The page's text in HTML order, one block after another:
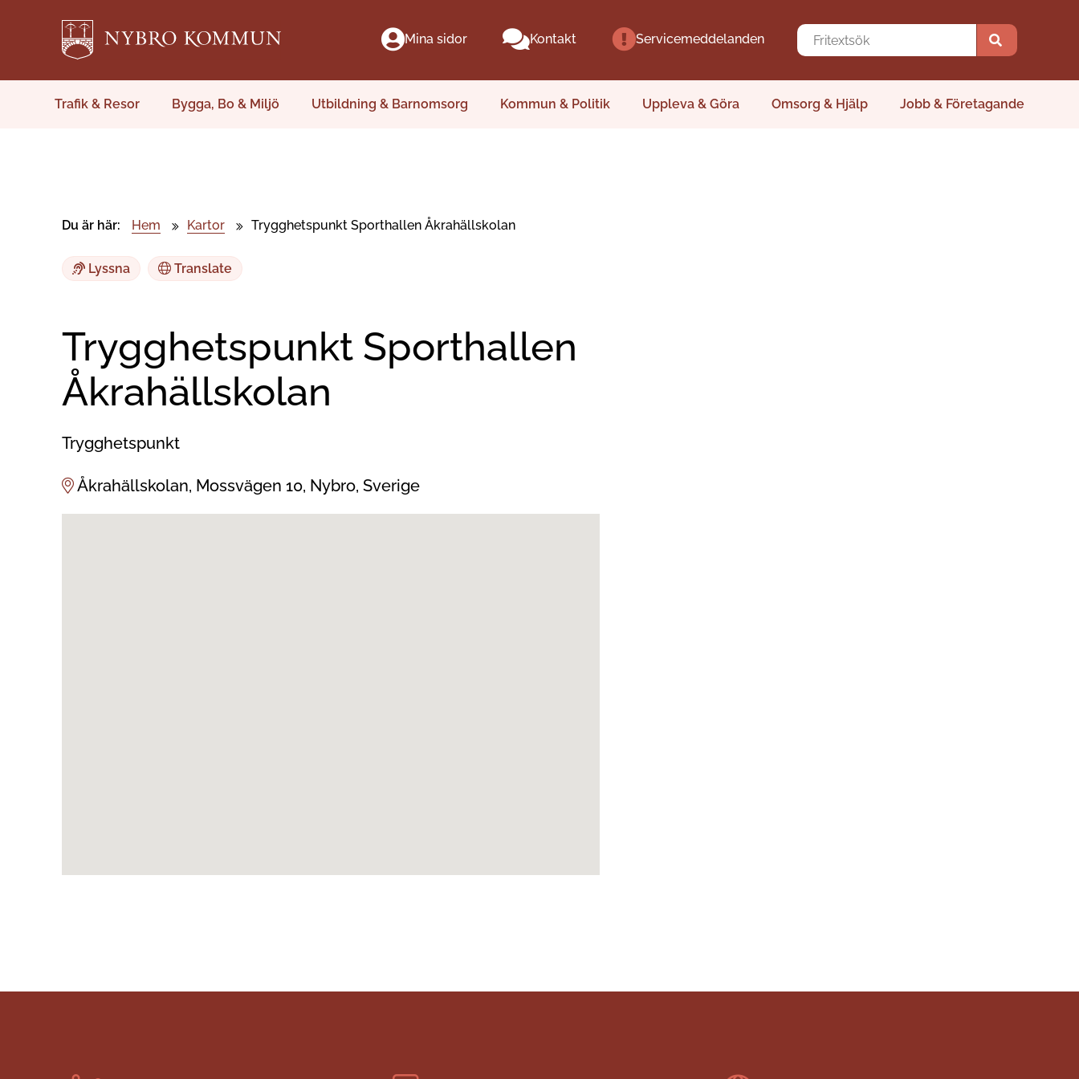
Mina sidor Kontakt Servicemeddelanden
Trafik & Resor Bygga, Bo & Miljö Utbildning & Barnomsorg Kommun & Politik Uppleva & Göra Omsorg & Hjälp Jobb & Företagande
Du är här: Hem Kartor Trygghetspunkt Sporthallen Åkrahällskolan
Lyssna Translate
Trygghetspunkt Sporthallen
Åkrahällskolan
Trygghetspunkt
Åkrahällskolan, Mossvägen 10, Nybro, Sverige